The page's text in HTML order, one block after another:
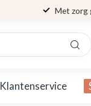
Met zorg
Klantenservice